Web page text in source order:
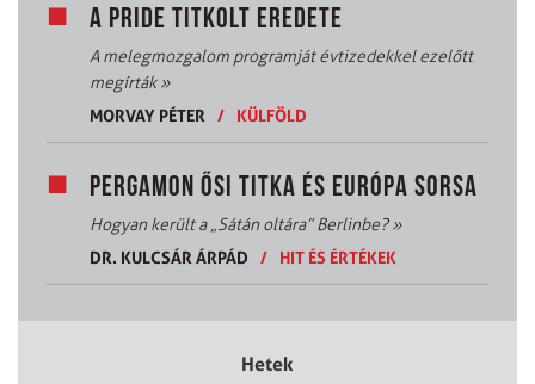
A PRIDE TITKOLT EREDETE
A melegmozgalom programját évtizedekkel ezelőtt
megírták»
MORVAY PÉTER
/ KÜLFÖLD
PERGAMON ŐSI TITKA ÉS EURÓPA SORSA
Hogyan került a „Sátán oltára” Berlinbe?»
DR. KULCSÁR ÁRPÁD
/ HIT ÉS ÉRTÉKEK
Hetek